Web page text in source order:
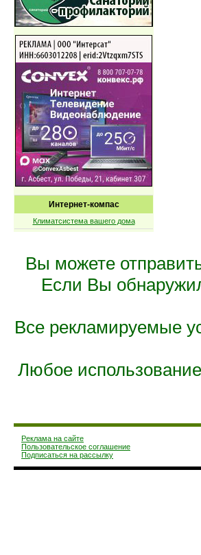
Интернет-компас
Климатсистема вашего дома
Вы можете
Если Вы
Все рекламируемые
Любое
Реклама на сайте
Пользовательское соглашение
Подписаться на рассылку